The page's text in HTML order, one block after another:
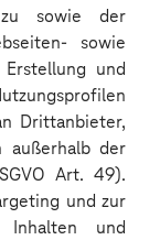
sowie der
sowie
und
Drittanbieter,
außerhalb der
Art. 49).
und zur
Inhalten und